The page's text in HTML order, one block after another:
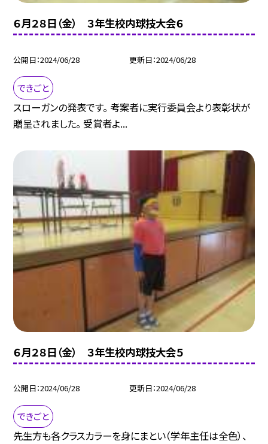
６月２８日（金） ３年生校内球技大会６
公開日 2024/06/28 更新日 2024/06/28
できごと
スローガンの発表です。 考案者に実行委員会より表彰状が
贈呈されました。 受賞者よ...
６月２８日（金） ３年生校内球技大会５
公開日 2024/06/28 更新日 2024/06/28
できごと
先生方も各クラスカラーを身にまとい（学年主任は全色）、